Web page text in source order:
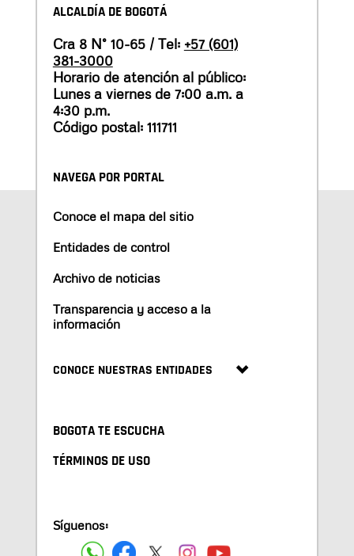
ALCALDÍA DE BOGOTÁ
Cra 8 N° 10-65 / Tel: +57 (601)
381-3000
Horario de atención al público:
Lunes a viernes de 7:00 a.m. a
4:30 p.m.
Código postal: 111711
NAVEGA POR PORTAL
Conoce el mapa del sitio
Entidades de control
Archivo de noticias
Transparencia y acceso a la
información
CONOCE NUESTRAS ENTIDADES
BOGOTA TE ESCUCHA
TÉRMINOS DE USO
Síguenos: